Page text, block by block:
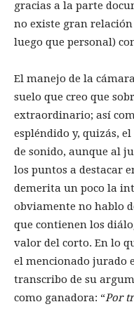
gracias a la parte
no existe gran relación
luego que personal)
El manejo de la
suelo que creo que
extraordinario; así
espléndido y, quizás,
de sonido, aunque al
los puntos a destacar
demerita un poco la
obviamente no hablo
que contienen los
valor del corto. En lo
el mencionado jurado
transcribo de su
como ganadora: “Por